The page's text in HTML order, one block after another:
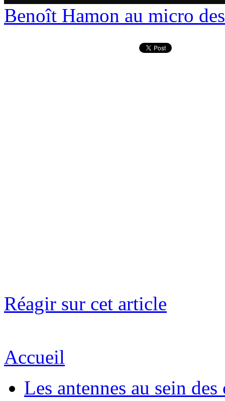
Benoît Hamon au micro
Réagir sur cet article
Accueil
Les antennes au sein des